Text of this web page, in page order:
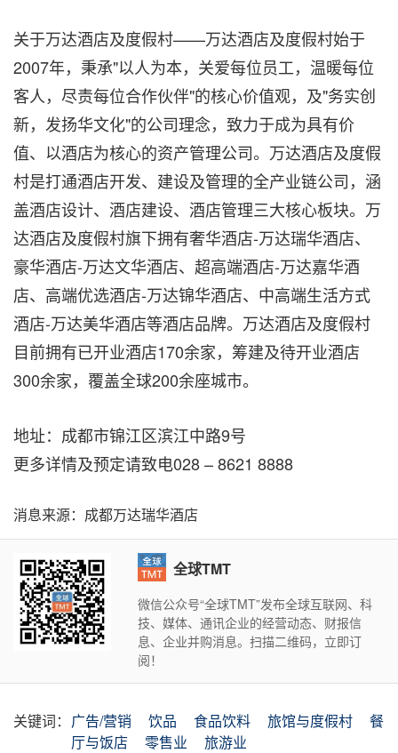
关于万达酒店及度假村——万达酒店及度假村始于
2007年，秉承"以人为本，关爱每位员工，温暖每位
客人，尽责每位合作伙伴"的核心价值观，及"务实创
新，发扬华文化"的公司理念，致力于成为具有价
值、以酒店为核心的资产管理公司。万达酒店及度假
村是打通酒店开发、建设及管理的全产业链公司，涵
盖酒店设计、酒店建设、酒店管理三大核心板块。万
达酒店及度假村旗下拥有奢华酒店-万达瑞华酒店、
豪华酒店-万达文华酒店、超高端酒店-万达嘉华酒
店、高端优选酒店-万达锦华酒店、中高端生活方式
酒店-万达美华酒店等酒店品牌。万达酒店及度假村
目前拥有已开业酒店170余家，筹建及待开业酒店
300余家，覆盖全球200余座城市。
地址：成都市锦江区滨江中路9号
更多详情及预定请致电028 – 8621 8888
消息来源：成都万达瑞华酒店
全球TMT
微信公众号“全球TMT”发布全球互联网、科
技、媒体、通讯企业的经营动态、财报信
息、企业并购消息。扫描二维码，立即订
阅！
关键词： 广告/营销 饮品 食品饮料 旅馆与度假村
餐
厅与饭店
零售业
旅游业